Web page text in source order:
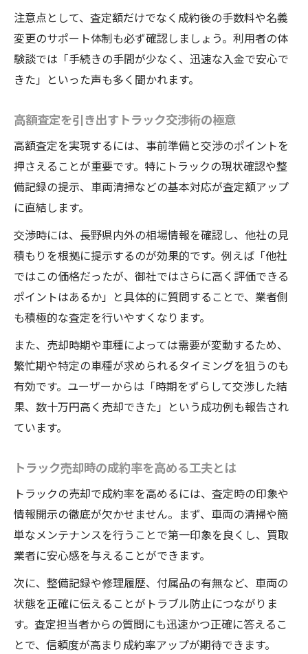
注意点として、査定額だけでなく成約後の手数料や名義
変更のサポート体制も必ず確認しましょう。利用者の体
験談では「手続きの手間が少なく、迅速な入金で安心で
きた」といった声も多く聞かれます。
高額査定を引き出すトラック交渉術の極意
高額査定を実現するには、事前準備と交渉のポイントを
押さえることが重要です。特にトラックの現状確認や整
備記録の提示、車両清掃などの基本対応が査定額アップ
に直結します。
交渉時には、長野県内外の相場情報を確認し、他社の見
積もりを根拠に提示するのが効果的です。例えば「他社
ではこの価格だったが、御社ではさらに高く評価できる
ポイントはあるか」と具体的に質問することで、業者側
も積極的な査定を行いやすくなります。
また、売却時期や車種によっては需要が変動するため、
繁忙期や特定の車種が求められるタイミングを狙うのも
有効です。ユーザーからは「時期をずらして交渉した結
果、数十万円高く売却できた」という成功例も報告され
ています。
トラック売却時の成約率を高める工夫とは
トラックの売却で成約率を高めるには、査定時の印象や
情報開示の徹底が欠かせません。まず、車両の清掃や簡
単なメンテナンスを行うことで第一印象を良くし、買取
業者に安心感を与えることができます。
次に、整備記録や修理履歴、付属品の有無など、車両の
状態を正確に伝えることがトラブル防止につながりま
す。査定担当者からの質問にも迅速かつ正確に答えるこ
とで、信頼度が高まり成約率アップが期待できます。